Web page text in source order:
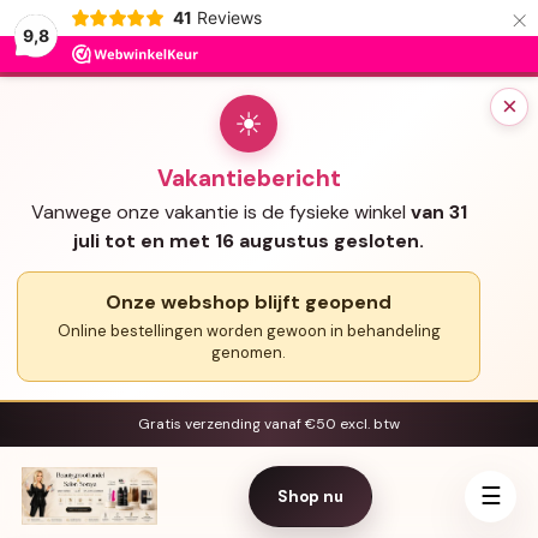
9,8
41 Reviews ×
×
☀
Vakantiebericht
Vanwege onze vakantie is de fysieke winkel van 31
juli tot en met 16 augustus gesloten.
Onze webshop blijft geopend
Online bestellingen worden gewoon in behandeling
genomen.
Gratis verzending vanaf €50 excl. btw
Shop nu ☰